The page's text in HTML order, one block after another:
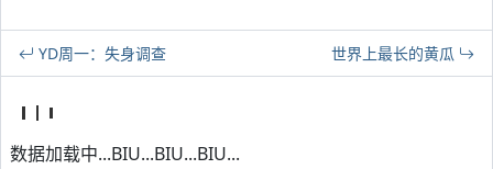
YD周一：失身调查 世界上最长的黄瓜
数据加载中...BIU...BIU...BIU...